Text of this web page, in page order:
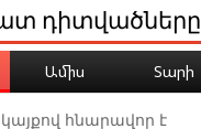
դիտվածները
Ամիս Տարի
կայքով հնարավոր է